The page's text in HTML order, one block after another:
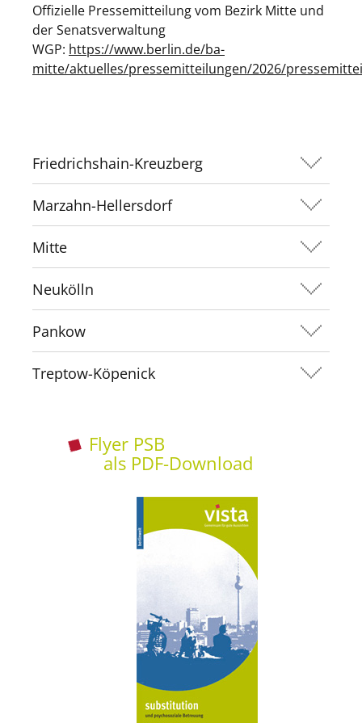
Offizielle Pressemitteilung vom Bezirk Mitte und
der Senatsverwaltung
WGP: https://www.berlin.de/ba-
mitte/aktuelles/pressemitteilungen/2026/
Friedrichshain-Kreuzberg
Marzahn-Hellersdorf
Mitte
Neukölln
Pankow
Treptow-Köpenick
Flyer PSB
als PDF-Download